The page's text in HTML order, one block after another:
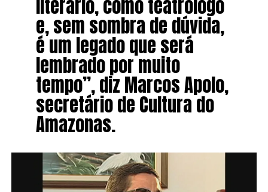
literário, como teatrólogo
e, sem sombra de dúvida,
é um legado que será
lembrado por muito
tempo”, diz Marcos Apolo,
secretário de Cultura do
Amazonas.